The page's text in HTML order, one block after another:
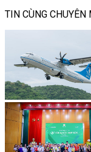
TIN CÙNG CHUYÊN